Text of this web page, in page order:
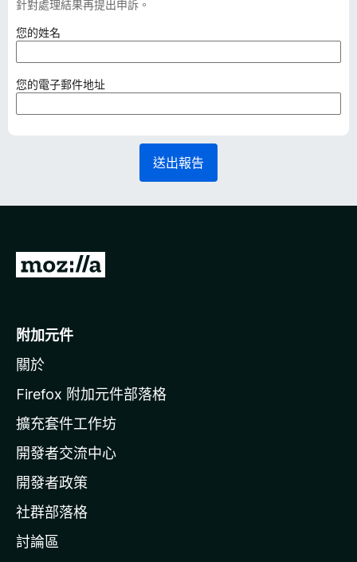
針對處理結果再提出申訴。
您的姓名
填
）
您的電子郵件地址（
填
送出報告
前
o
i
l
a
官
網
附加元件
關於
Firefox 附加元件部落格
擴充套件工作坊
開發者交流中心
開發者政策
社群部落格
討論區